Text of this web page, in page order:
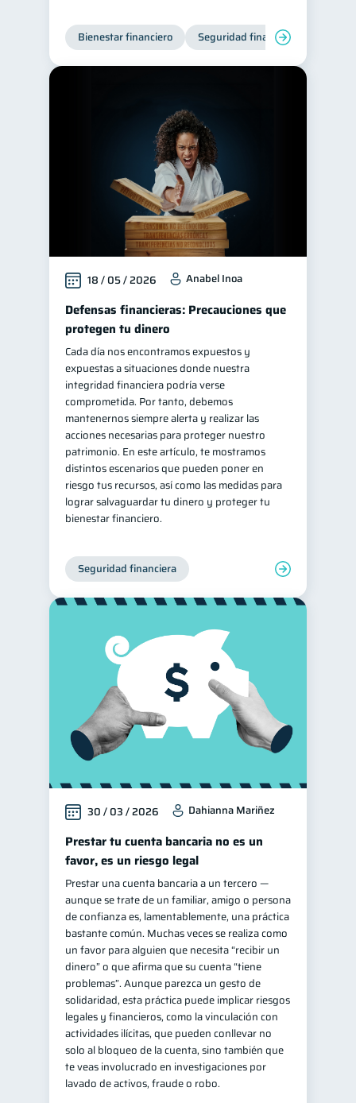
Bienestar financiero Seguridad financiera
18 / 05 / 2026 Anabel Inoa
Defensas financieras: Precauciones que
protegen tu dinero
Cada día nos encontramos expuestos y
expuestas a situaciones donde nuestra
integridad financiera podría verse
comprometida. Por tanto, debemos
mantenernos siempre alerta y realizar las
acciones necesarias para proteger nuestro
patrimonio. En este artículo, te mostramos
distintos escenarios que pueden poner en
riesgo tus recursos, así como las medidas para
lograr salvaguardar tu dinero y proteger tu
bienestar financiero.
Seguridad financiera
30 / 03 / 2026 Dahianna Mariñez
Prestar tu cuenta bancaria no es un
favor, es un riesgo legal
Prestar una cuenta bancaria a un tercero —
aunque se trate de un familiar, amigo o persona
de confianza es, lamentablemente, una práctica
bastante común. Muchas veces se realiza como
un favor para alguien que necesita “recibir un
dinero” o que afirma que su cuenta “tiene
problemas”. Aunque parezca un gesto de
solidaridad, esta práctica puede implicar riesgos
legales y financieros, como la vinculación con
actividades ilícitas, que pueden conllevar no
solo al bloqueo de la cuenta, sino también que
te veas involucrado en investigaciones por
lavado de activos, fraude o robo.